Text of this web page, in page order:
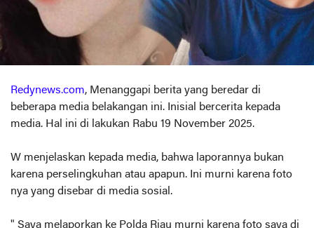
Redynews.com, Menanggapi berita yang beredar di
beberapa media belakangan ini. Inisial bercerita kepada
media. Hal ini di lakukan Rabu 19 November 2025.
W menjelaskan kepada media, bahwa laporannya bukan
karena perselingkuhan atau apapun. Ini murni karena foto
nya yang disebar di media sosial.
" Saya melaporkan ke Polda Riau murni karena foto saya di